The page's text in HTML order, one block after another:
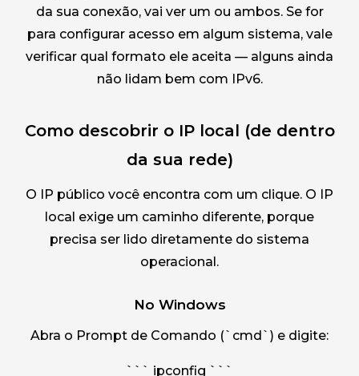
da sua conexão, vai ver um ou ambos. Se for
para configurar acesso em algum sistema, vale
verificar qual formato ele aceita — alguns ainda
não lidam bem com IPv6.
Como descobrir o IP local (de dentro
da sua rede)
O IP público você encontra com um clique. O IP
local exige um caminho diferente, porque
precisa ser lido diretamente do sistema
operacional.
No Windows
Abra o Prompt de Comando (`cmd`) e digite:
``` ipconfig ```